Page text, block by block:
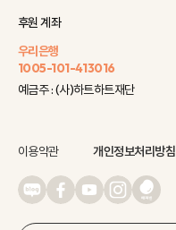
후원 계좌
우리은행
1005-101-413016
예금주 : (사)하트하트재단
이용약관 개인정보처리방침